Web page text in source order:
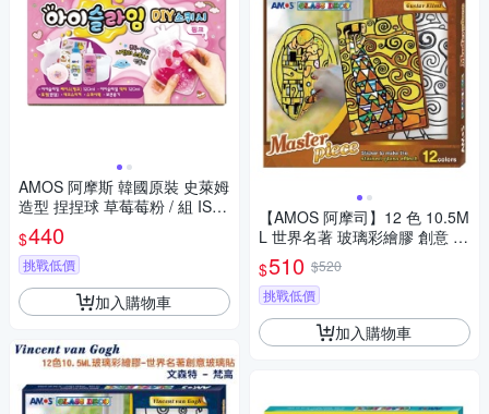
AMOS 阿摩斯 韓國原裝 史萊姆
造型 捏捏球 草莓莓粉 / 組 IS12
0P2-PK
$440
挑戰低價
加入購物車
【AMOS 阿摩司】12 色 10.5M
L 世界名著 玻璃彩繪膠 創意 玻
璃貼 / 組 PS10P12M-K(古斯塔
夫·克里姆特)
$510 $520
挑戰低價
加入購物車